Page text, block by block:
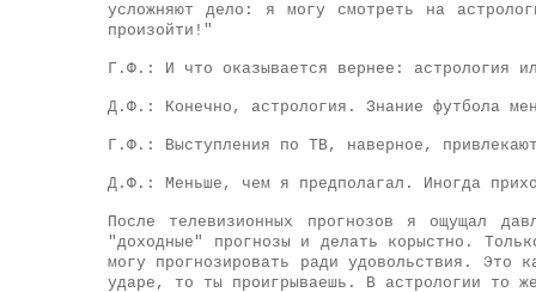
усложняют дело: я могу смотреть на
произойти!"
Г.Ф.: И что оказывается вернее: астрология
Д.Ф.: Конечно, астрология. Знание футбола
Г.Ф.: Выступления по ТВ, наверное,
Д.Ф.: Меньше, чем я предполагал. Иногда
После телевизионных прогнозов я ощущал
"доходные" прогнозы и делать корыстно.
могу прогнозировать ради удовольствия.
ударе, то ты проигрываешь. В астрологии то